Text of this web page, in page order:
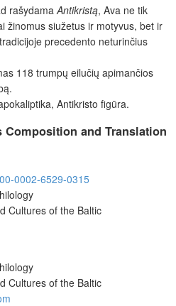
rašydama Antikristą, Ava ne tik
žinomus siužetus ir motyvus, bet ir
precedento neturinčius
118 trumpų eilučių apimančios
Antikristo figūra.
Composition and Translation
0002-6529-0315
Cultures of the Baltic
Cultures of the Baltic